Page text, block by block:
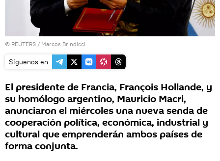
© REUTERS / Marcos Brindicci
Síguenos en
El presidente de Francia, François Hollande, y
su homólogo argentino, Mauricio Macri,
anunciaron el miércoles una nueva senda de
cooperación política, económica, industrial y
cultural que emprenderán ambos países de
forma conjunta.